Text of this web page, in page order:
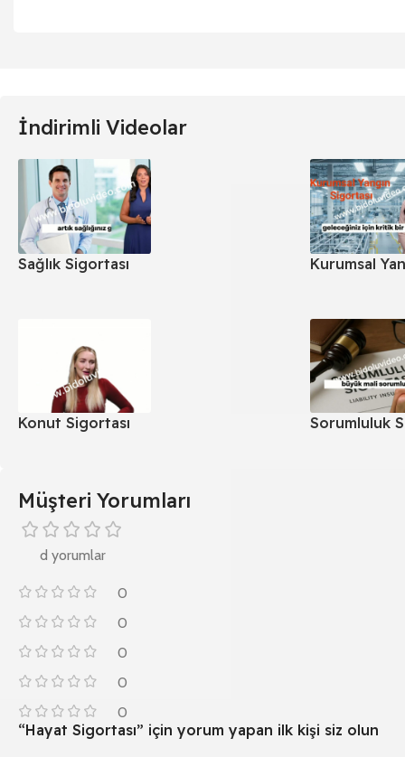
İndirimli Videolar
Sağlık Sigortası Kurumsal
Konut Sigortası Sorumluluk
Müşteri Yorumları
d yorumlar
0
0
0
0
0
“Hayat Sigortası” için yorum yapan ilk kişi siz olun